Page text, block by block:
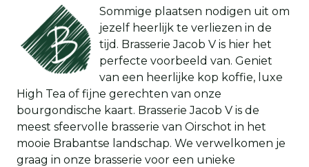
Sommige plaatsen nodigen uit om
jezelf heerlijk te verliezen in de
tijd. Brasserie Jacob V is hier het
perfecte voorbeeld van. Geniet
van een heerlijke kop koffie, luxe
High Tea of fijne gerechten van onze
bourgondische kaart. Brasserie Jacob V is de
meest sfeervolle brasserie van Oirschot in het
mooie Brabantse landschap. We verwelkomen je
graag in onze brasserie voor een unieke